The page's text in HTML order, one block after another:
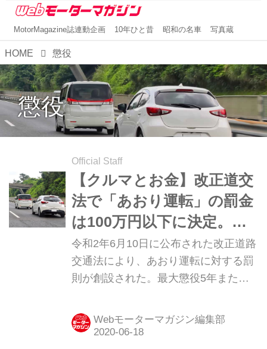
MotorMagazine誌連動企画 10年ひと昔 昭和の名車 写真蔵
HOME 懲役
懲役
Official Staff
【クルマとお金】改正道交
法で「あおり運転」の罰金
は100万円以下に決定。た
だ、それだけでは済まない
重大な犯罪でもある
令和2年6月10日に公布された改正道路
交通法により、あおり運転に対する罰
則が創設された。最大懲役5年または
という重罪となる。他にもこれに合わ
せるように危険運転致死傷罪の対象も
Webモーターマガジン編集部